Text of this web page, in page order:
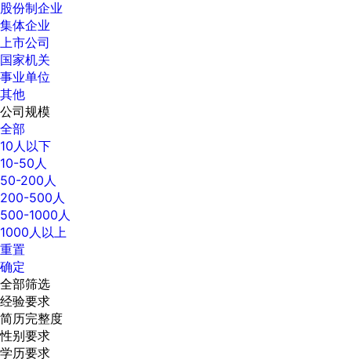
股份制企业
集体企业
上市公司
国家机关
事业单位
其他
公司规模
全部
10人以下
10-50人
50-200人
200-500人
500-1000人
1000人以上
重置
确定
全部筛选
经验要求
简历完整度
性别要求
学历要求